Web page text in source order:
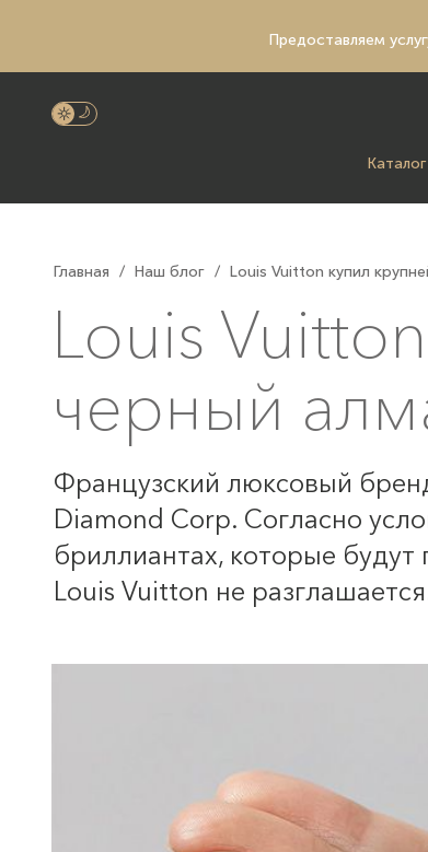
Предоставляем
Каталог
Главная / Наш блог / Louis Vuitton купил
Louis
черный
Французский люксовый
Diamond Corp. Согласно
бриллиантах, которые
Louis Vuitton не